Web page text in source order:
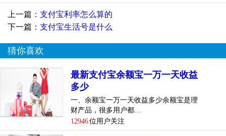
上一篇： 支付宝利率怎么算的
下一篇： 支付宝生活号是什么
猜你喜欢
最新支付宝余额宝一万一天收益
多少
一、余额宝一万一天收益多少余额宝是理
财产品，很多用户都…
12946位用户关注